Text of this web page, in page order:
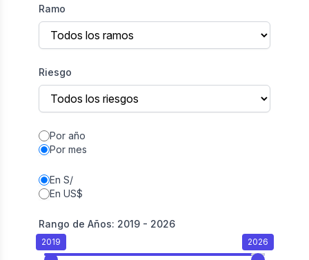
Ramo
Riesgo
Por año
Por mes
En S/
En US$
Rango de Años: 2019 - 2026
2019 2026